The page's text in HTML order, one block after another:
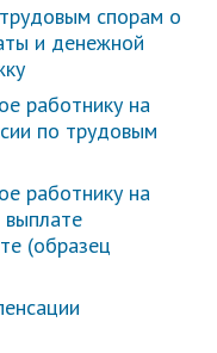
спорам о
и денежной
работнику на
по трудовым
работнику на
(образец